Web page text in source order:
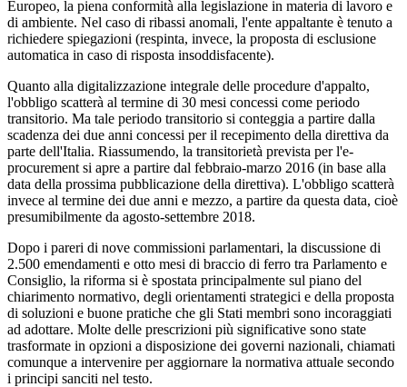
Europeo, la piena conformità alla legislazione in materia di lavoro e
di ambiente. Nel caso di ribassi anomali, l'ente appaltante è tenuto a
richiedere spiegazioni (respinta, invece, la proposta di esclusione
automatica in caso di risposta insoddisfacente).
Quanto alla digitalizzazione integrale delle procedure d'appalto,
l'obbligo scatterà al termine di 30 mesi concessi come periodo
transitorio. Ma tale periodo transitorio si conteggia a partire dalla
scadenza dei due anni concessi per il recepimento della direttiva da
parte dell'Italia. Riassumendo, la transitorietà prevista per l'e-
procurement si apre a partire dal febbraio-marzo 2016 (in base alla
data della prossima pubblicazione della direttiva). L'obbligo scatterà
invece al termine dei due anni e mezzo, a partire da questa data, cioè
presumibilmente da agosto-settembre 2018.
Dopo i pareri di nove commissioni parlamentari, la discussione di
2.500 emendamenti e otto mesi di braccio di ferro tra Parlamento e
Consiglio, la riforma si è spostata principalmente sul piano del
chiarimento normativo, degli orientamenti strategici e della proposta
di soluzioni e buone pratiche che gli Stati membri sono incoraggiati
ad adottare. Molte delle prescrizioni più significative sono state
trasformate in opzioni a disposizione dei governi nazionali, chiamati
comunque a intervenire per aggiornare la normativa attuale secondo
i principi sanciti nel testo.